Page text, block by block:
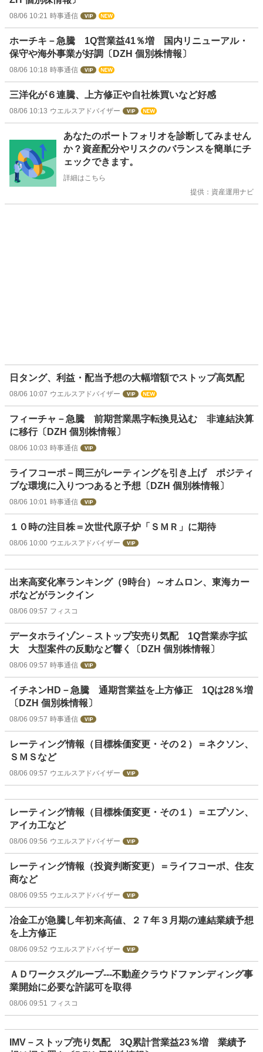
08/06 10:21 時事通信
ホーチキ－急騰 1Q営業益41％増 国内リニューアル・
保守や海外事業が好調〔DZH 個別株情報〕
08/06 10:18 時事通信
三洋化が６連騰、上方修正や自社株買いなど好感
08/06 10:13 ウエルスアドバイザー
あなたのポートフォリオを診断してみません
か？資産配分やリスクのバランスを簡単にチ
ェックできます。
詳細はこちら
提供：資産運用ナビ
日タング、利益・配当予想の大幅増額でストップ高気配
08/06 10:07 ウエルスアドバイザー
フィーチャ－急騰 前期営業黒字転換見込む 非連結決算
に移行〔DZH 個別株情報〕
08/06 10:03 時事通信
ライフコーポ－岡三がレーティングを引き上げ ポジティ
ブな環境に入りつつあると予想〔DZH 個別株情報〕
08/06 10:01 時事通信
１０時の注目株＝次世代原子炉「ＳＭＲ」に期待
08/06 10:00 ウエルスアドバイザー
出来高変化率ランキング（9時台）～オムロン、東海カー
ボなどがランクイン
08/06 09:57 フィスコ
データホライゾン－ストップ安売り気配 1Q営業赤字拡
大 大型案件の反動など響く〔DZH 個別株情報〕
08/06 09:57 時事通信
イチネンHD－急騰 通期営業益を上方修正 1Qは28％増
〔DZH 個別株情報〕
08/06 09:57 時事通信
レーティング情報（目標株価変更・その２）＝ネクソン、
ＳＭＳなど
08/06 09:57 ウエルスアドバイザー
レーティング情報（目標株価変更・その１）＝エプソン、
アイカ工など
08/06 09:56 ウエルスアドバイザー
レーティング情報（投資判断変更）＝ライフコーポ、住友
商など
08/06 09:55 ウエルスアドバイザー
冶金工が急騰し年初来高値、２７年３月期の連結業績予想
を上方修正
08/06 09:52 ウエルスアドバイザー
ＡＤワークスグループ---不動産クラウドファンディング事
業開始に必要な許認可を取得
08/06 09:51 フィスコ
IMV－ストップ売り気配 3Q累計営業益23％増 業績予